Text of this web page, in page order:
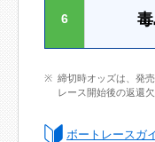
6
締切時オッズは、発
レース開始後の返還
ボートレースガ